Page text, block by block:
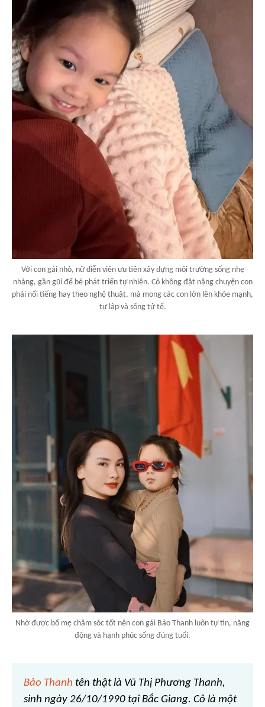
Với con gái nhỏ, nữ diễn viên ưu tiên xây dựng môi trường sống nhẹ
nhàng, gần gũi để bé phát triển tự nhiên. Cô không đặt nặng chuyện con
phải nổi tiếng hay theo nghệ thuật, mà mong các con lớn lên khỏe mạnh,
tự lập và sống tử tế.
Nhờ được bố mẹ chăm sóc tốt nên con gái Bảo Thanh luôn tự tin, năng
động và hạnh phúc sống đúng tuổi.
Bảo Thanh tên thật là Vũ Thị Phương Thanh,
sinh ngày 26/10/1990 tại Bắc Giang. Cô là một